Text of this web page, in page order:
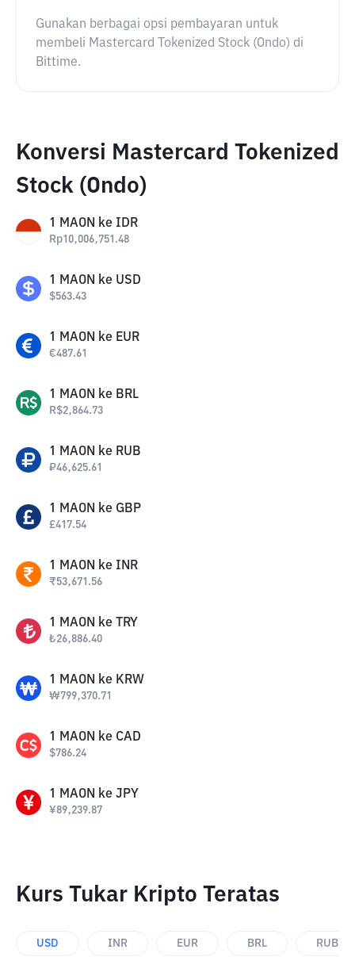
Gunakan berbagai opsi pembayaran untuk
membeli Mastercard Tokenized Stock (Ondo) di
Bittime.
Konversi Mastercard Tokenized
Stock (Ondo)
1 MAON ke IDR
Rp10,006,751.48
1 MAON ke USD
$563.43
1 MAON ke EUR
€487.61
1 MAON ke BRL
R$2,864.73
1 MAON ke RUB
₽46,625.61
1 MAON ke GBP
£417.54
1 MAON ke INR
₹53,671.56
1 MAON ke TRY
₺26,886.40
1 MAON ke KRW
₩799,370.71
1 MAON ke CAD
$786.24
1 MAON ke JPY
¥89,239.87
Kurs Tukar Kripto Teratas
USD INR EUR BRL RUB